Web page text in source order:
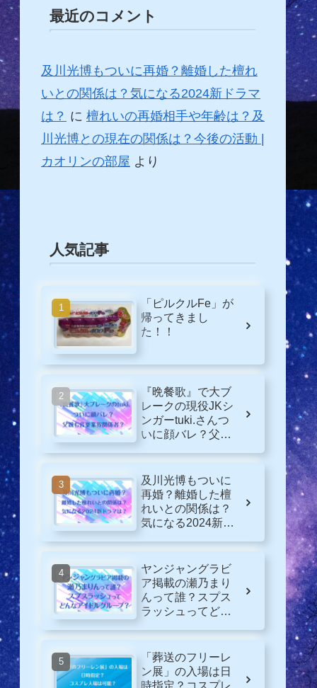
最近のコメント
及川光博もついに再婚？離婚した檀れ
いとの関係は？気になる2024新ドラマ
は？ に 檀れいの再婚相手や年齢は？及
川光博との現在の関係は？今後の活動 |
カオリンの部屋 より
人気記事
「ピルクルFe」が
帰ってきまし
た！！
『晩餐歌』で大ブ
レークの現役JKシ
ンガーtuki.さんつ
いに顔バレ？父親
及川光博もついに
再婚？離婚した檀
れいとの関係は？
気になる2024新ド
ヤンジャングラビ
ア掲載の瀬乃まり
んって誰？スプス
ラッシュってどん
「葬送のフリーレ
ン展」の入場は日